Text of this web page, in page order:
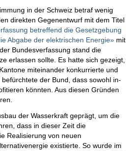
in der Schweiz betraf wenig
direkten Gegenentwurf mit dem Titel
betreffend die Gesetzgebung
Abgabe der elektrischen Energie» mit
Bundesverfassung stand die
erlassen sollte. Es hatte sich gezeigt,
miteinander konkurrierte und
der Bund, dass sowohl in-
könnten. Aus diesen Gründen
der Wasserkraft geprägt, um die
dass in dieser Zeit die
Realisierung von neuen
existierte. So wurde im